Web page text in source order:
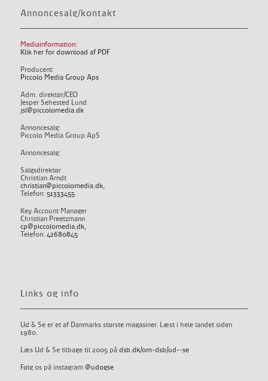
Annoncesalg/kontakt
Mediainformation:
Klik her for download af PDF
Producent:
Piccolo Media Group Aps
Adm. direktør/CEO
Jesper Sehested Lund
jsl@piccolomedia.dk
Annoncesalg:
Piccolo Media Group ApS
Annoncesalg:
Salgsdirektør
Christian Arndt
christian@piccolomedia.dk,
Telefon: 51333455
Key Account Manager
Christian Preetzmann
cp@piccolomedia.dk,
Telefon: 42680845
Links og info
Ud & Se er et af Danmarks største magasiner. Læst i hele landet siden
1980.
Læs Ud & Se tilbage til 2005 på dsb.dk/om-dsb/ud--se
Følg os på instagram @udogse